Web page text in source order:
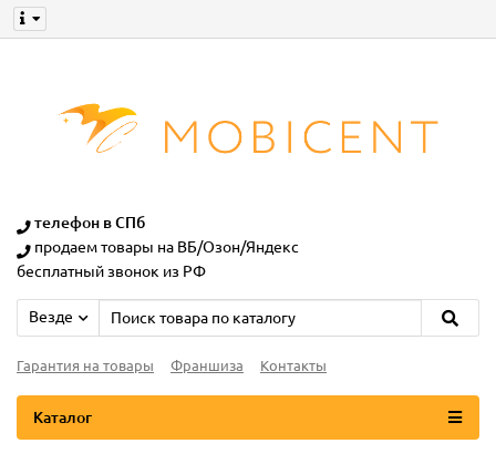
телефон в СПб
продаем товары на ВБ/Озон/Яндекс
бесплатный звонок из РФ
Везде
Гарантия на товары Франшиза Контакты
Каталог